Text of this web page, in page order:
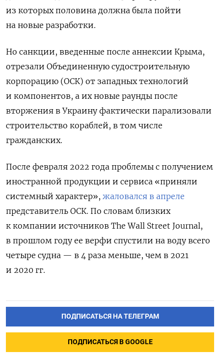
из которых половина должна была пойти
на новые разработки.
Но санкции, введенные после аннексии Крыма,
отрезали Объединенную судостроительную
корпорацию (ОСК) от западных технологий
и компонентов, а их новые раунды после
вторжения в Украину фактически парализовали
строительство кораблей, в том числе
гражданских.
После февраля 2022 года проблемы с получением
иностранной продукции и сервиса «приняли
системный характер», жаловался в апреле
представитель ОСК. По словам близких
к компании источников The Wall Street Journal,
в прошлом году ее верфи спустили на воду всего
четыре судна — в 4 раза меньше, чем в 2021
и 2020 гг.
ПОДПИСАТЬСЯ НА ТЕЛЕГРАМ
ПОДПИСАТЬСЯ В GOOGLE